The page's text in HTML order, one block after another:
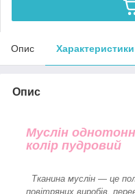
Опис Характеристики
Опис
Муслін
колір пудровий
Тканина муслін — це
повітряних виробів,